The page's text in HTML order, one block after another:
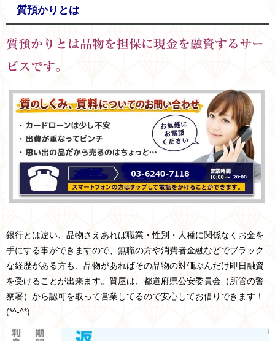
質預かりとは
質預かりとは品物を担保に現金を融資するサー
ビスです。
銀行とは違い、品物さえあれば職業・性別・人種に関係なくお金を
手にする事ができますので、無職の方や消費者金融などでブラック
な経歴がある方も、品物があればその品物の対価ぶんだけ即日融資
を受けることが出来ます。質屋は、 都道府県公安委員会 （所管の警
察署） から認可を取って営業してるので安心してお借りできます！
(*^-^*)